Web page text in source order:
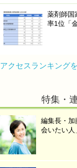
薬剤師国
率1位「
アクセスランキング
特集・
編集長・加
会いたい人